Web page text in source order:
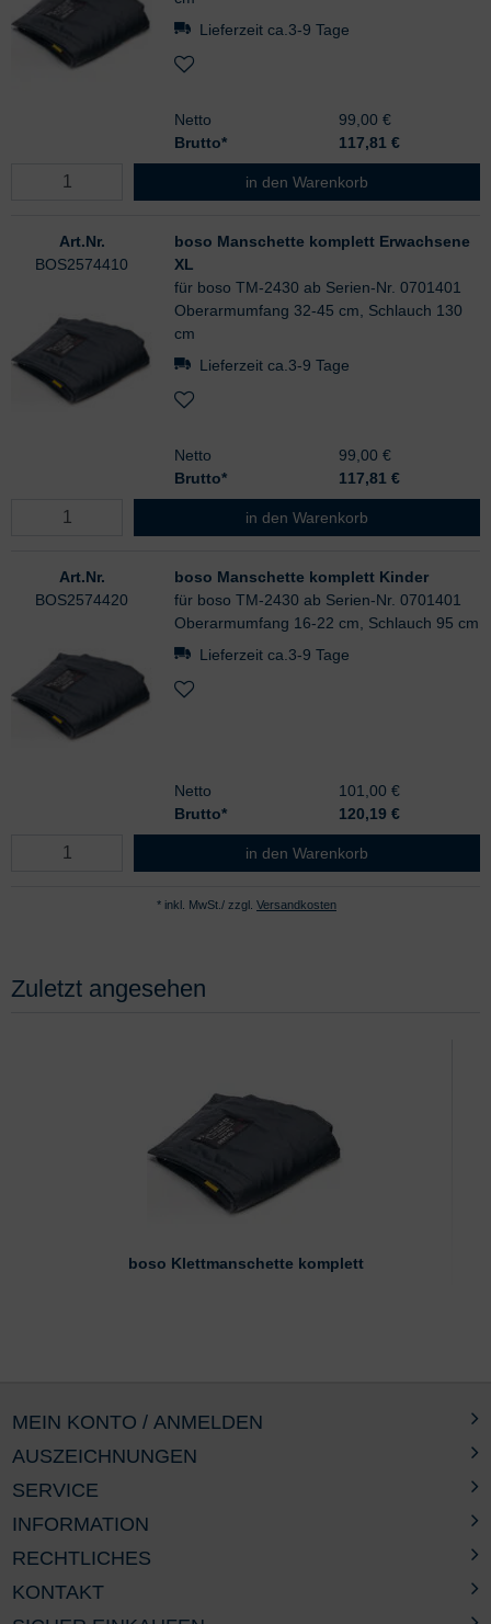
Lieferzeit ca.3-9 Tage
Netto
99,00 €
Brutto*
117,81 €
boso Manschette komplett
in den Warenkorb
Art.Nr.
BOS2574410
boso Manschette komplett Erwachsene
XL
für boso TM-2430 ab Serien-Nr. 0701401
Oberarmumfang 32-45 cm, Schlauch 130
cm
Lieferzeit ca.3-9 Tage
Netto
99,00 €
Brutto*
117,81 €
boso Manschette komplett
in den Warenkorb
Art.Nr.
BOS2574420
boso Manschette komplett Kinder
für boso TM-2430 ab Serien-Nr. 0701401
Oberarmumfang 16-22 cm, Schlauch 95 cm
Lieferzeit ca.3-9 Tage
Netto
101,00 €
Brutto*
120,19 €
boso Manschette komplett Kinder
in den Warenkorb
* inkl. MwSt./ zzgl. Versandkosten
Zuletzt angesehen
boso Klettmanschette komplett
AUSZEICHNUNGEN
SERVICE
INFORMATION
RECHTLICHES
MEIN KONTO / ANMELDEN
KONTAKT